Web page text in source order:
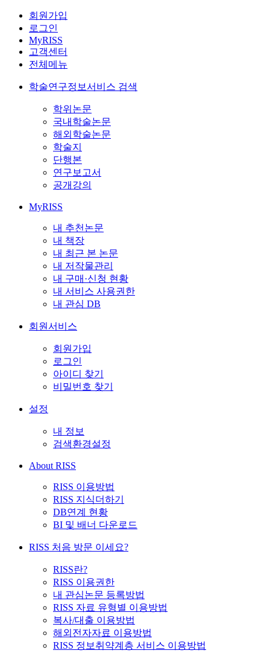
회원가입
로그인
MyRISS
고객센터
전체메뉴
학술연구정보서비스 검색
학위논문
국내학술논문
해외학술논문
학술지
단행본
연구보고서
공개강의
MyRISS
내 추천논문
내 책장
내 최근 본 논문
내 저작물관리
내 구매·신청 현황
내 서비스 사용권한
내 관심 DB
회원서비스
회원가입
로그인
아이디 찾기
비밀번호 찾기
설정
내 정보
검색환경설정
About RISS
RISS 이용방법
RISS 지식더하기
DB연계 현황
BI 및 배너 다운로드
RISS 처음 방문 이세요?
RISS란?
RISS 이용권한
내 관심논문 등록방법
RISS 자료 유형별 이용방법
복사/대출 이용방법
해외전자자료 이용방법
RISS 정보취약계층 서비스 이용방법